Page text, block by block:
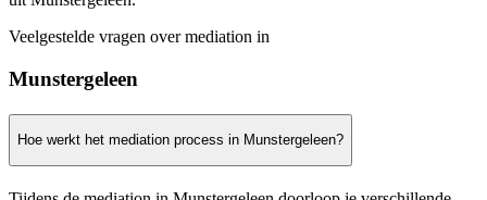
Veelgestelde vragen over mediation in
Munstergeleen
Hoe werkt het mediation process in Munstergeleen?